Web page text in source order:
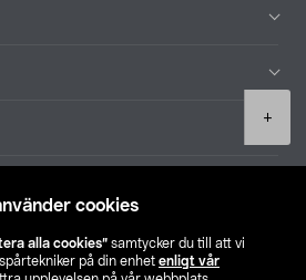
cookies
alla cookies” samtycker du till att vi
på din enhet enligt vår
+
Hitta butik